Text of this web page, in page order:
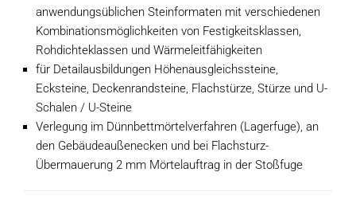
anwendungsüblichen Steinformaten mit verschiedenen
Kombinationsmöglichkeiten von Festigkeitsklassen,
Rohdichteklassen und Wärmeleitfähigkeiten
für Detailausbildungen Höhenausgleichssteine,
Ecksteine, Deckenrandsteine, Flachstürze, Stürze und U-
Schalen / U-Steine
Verlegung im Dünnbettmörtelverfahren (Lagerfuge), an
den Gebäudeaußenecken und bei Flachsturz-
Übermauerung 2 mm Mörtelauftrag in der Stoßfuge